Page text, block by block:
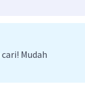
Fe (anoda)
tertinggi yaitu
pasangan Ag
Mudah